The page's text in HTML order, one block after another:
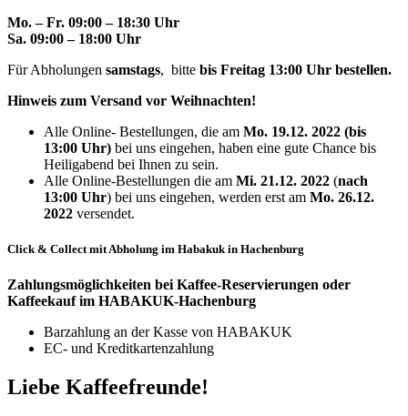
Mo. – Fr. 09:00 – 18:30 Uhr
Sa. 09:00 – 18:00 Uhr
Für Abholungen samstags, bitte bis Freitag 13:00 Uhr bestellen.
Hinweis zum Versand vor Weihnachten!
Alle Online- Bestellungen, die am Mo. 19.12. 2022 (bis
13:00 Uhr) bei uns eingehen, haben eine gute Chance bis
Heiligabend bei Ihnen zu sein.
Alle Online-Bestellungen die am Mi. 21.12. 2022 (nach
13:00 Uhr) bei uns eingehen, werden erst am Mo. 26.12.
2022 versendet.
Click & Collect mit Abholung im Habakuk in Hachenburg
Zahlungsmöglichkeiten bei Kaffee-Reservierungen oder
Kaffeekauf im HABAKUK-Hachenburg
Barzahlung an der Kasse von HABAKUK
EC- und Kreditkartenzahlung
Liebe Kaffeefreunde!